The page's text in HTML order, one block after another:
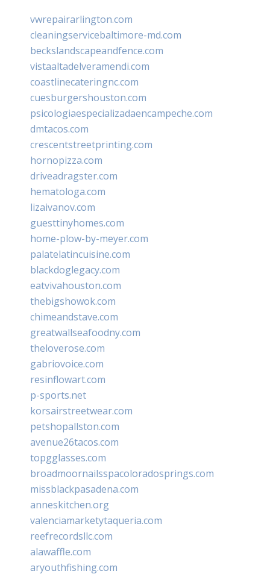
vwrepairarlington.com
cleaningservicebaltimore-md.com
beckslandscapeandfence.com
vistaaltadelveramendi.com
coastlinecateringnc.com
cuesburgershouston.com
psicologiaespecializadaencampeche.com
dmtacos.com
crescentstreetprinting.com
hornopizza.com
driveadragster.com
hematologa.com
lizaivanov.com
guesttinyhomes.com
home-plow-by-meyer.com
palatelatincuisine.com
blackdoglegacy.com
eatvivahouston.com
thebigshowok.com
chimeandstave.com
greatwallseafoodny.com
theloverose.com
gabriovoice.com
resinflowart.com
p-sports.net
korsairstreetwear.com
petshopallston.com
avenue26tacos.com
topgglasses.com
broadmoornailsspacoloradosprings.com
missblackpasadena.com
anneskitchen.org
valenciamarketytaqueria.com
reefrecordsllc.com
alawaffle.com
aryouthfishing.com